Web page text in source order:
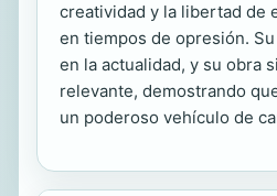
creatividad y la libertad de
en tiempos de opresión.
en la actualidad, y su obra
relevante, demostrando
un poderoso vehículo de